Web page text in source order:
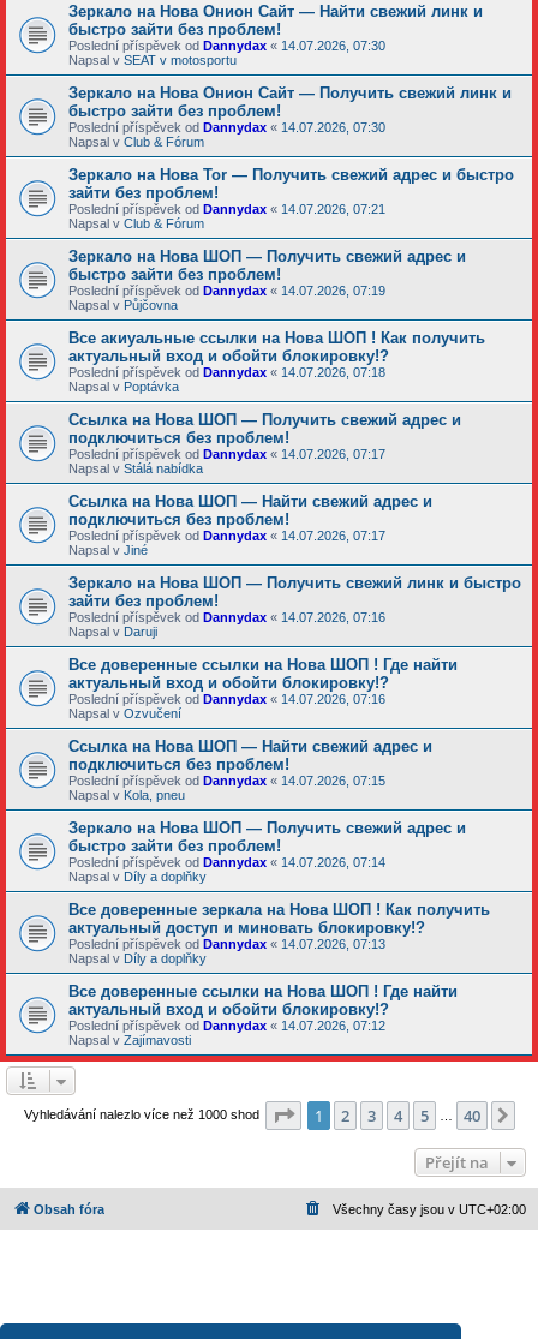
Зеркало на Нова Онион Сайт — Найти свежий линк и
быстро зайти без проблем!
Poslední příspěvek od Dannydax « 14.07.2026, 07:30
Napsal v SEAT v motosportu
Зеркало на Нова Онион Сайт — Получить свежий линк и
быстро зайти без проблем!
Poslední příspěvek od Dannydax « 14.07.2026, 07:30
Napsal v Club & Fórum
Зеркало на Нова Tor — Получить свежий адрес и быстро
зайти без проблем!
Poslední příspěvek od Dannydax « 14.07.2026, 07:21
Napsal v Club & Fórum
Зеркало на Нова ШОП — Получить свежий адрес и
быстро зайти без проблем!
Poslední příspěvek od Dannydax « 14.07.2026, 07:19
Napsal v Půjčovna
Все акиуальные ссылки на Нова ШОП ! Как получить
актуальный вход и обойти блокировку!?
Poslední příspěvek od Dannydax « 14.07.2026, 07:18
Napsal v Poptávka
Ссылка на Нова ШОП — Получить свежий адрес и
подключиться без проблем!
Poslední příspěvek od Dannydax « 14.07.2026, 07:17
Napsal v Stálá nabídka
Ссылка на Нова ШОП — Найти свежий адрес и
подключиться без проблем!
Poslední příspěvek od Dannydax « 14.07.2026, 07:17
Napsal v Jiné
Зеркало на Нова ШОП — Получить свежий линк и быстро
зайти без проблем!
Poslední příspěvek od Dannydax « 14.07.2026, 07:16
Napsal v Daruji
Все доверенные ссылки на Нова ШОП ! Где найти
актуальный вход и обойти блокировку!?
Poslední příspěvek od Dannydax « 14.07.2026, 07:16
Napsal v Ozvučení
Ссылка на Нова ШОП — Найти свежий адрес и
подключиться без проблем!
Poslední příspěvek od Dannydax « 14.07.2026, 07:15
Napsal v Kola, pneu
Зеркало на Нова ШОП — Получить свежий адрес и
быстро зайти без проблем!
Poslední příspěvek od Dannydax « 14.07.2026, 07:14
Napsal v Díly a doplňky
Все доверенные зеркала на Нова ШОП ! Как получить
актуальный доступ и миновать блокировку!?
Poslední příspěvek od Dannydax « 14.07.2026, 07:13
Napsal v Díly a doplňky
Все доверенные ссылки на Нова ШОП ! Где найти
актуальный вход и обойти блокировку!?
Poslední příspěvek od Dannydax « 14.07.2026, 07:12
Napsal v Zajímavosti
Vyhledávání nalezlo více než 1000 shod Stránka z 40
1 2 3 4 5 40
Přejít na
Obsah fóra Všechny časy jsou v UTC+02:00